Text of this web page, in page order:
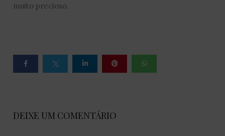
muito precioso.
DEIXE UM COMENTÁRIO